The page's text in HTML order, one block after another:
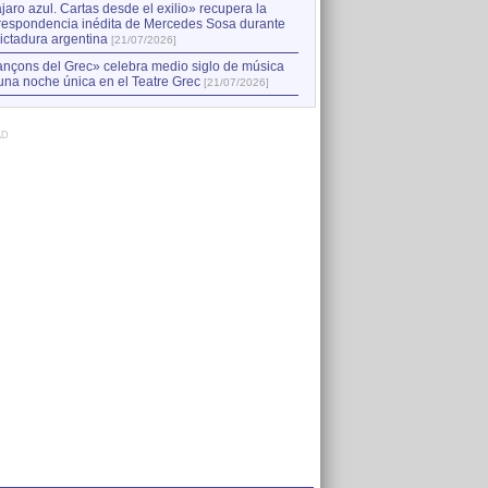
azul. Cartas desde el exilio» recupera la
inédita de Mercedes Sosa durante
argentina [21/07/2026]
del Grec» celebra medio siglo de música
noche única en el Teatre Grec [21/07/2026]